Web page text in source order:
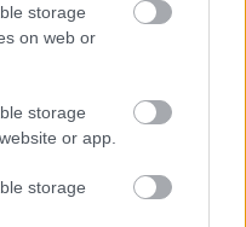
storage
on web or
storage
or app.
storage